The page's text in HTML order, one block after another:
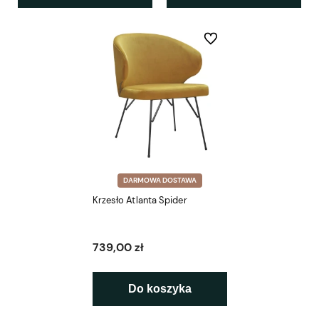
DARMOWA DOSTAWA
Krzesło Atlanta Spider
739,00 zł
Do koszyka
Do ulubionych